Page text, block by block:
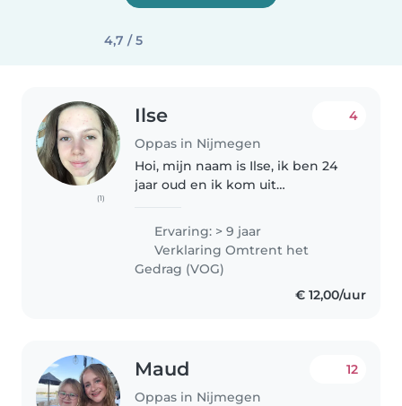
4,7 / 5
(1)
Ilse
Oppas in Nijmegen
4
Hoi, mijn naam is Ilse, ik ben 24
jaar oud en ik kom uit
de master klinische kind- en
jeugd psychologie aan de
universiteit van Tilburg. Al sinds
mijn..
Ervaring: > 9 jaar
Verklaring Omtrent het
Gedrag (VOG)
€ 12,00/uur
Maud
Oppas in Nijmegen
12